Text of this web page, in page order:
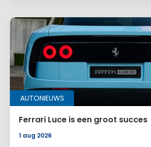
AUTONIEUWS
Ferrari Luce is een groot succes
1 aug 2026